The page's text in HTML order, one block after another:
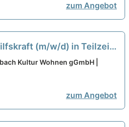
zum Angebot
(m/w/d) in Teilzeit
uns auf Dich! neu
Kultur Wohnen gGmbH |
zum Angebot